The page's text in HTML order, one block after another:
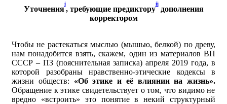
Уточнения
i
, требующие предиктору
ii
дополнения
корректором
Чтобы не растекаться мыслью (мышью, белкой) по древу,
нам понадобится взять, скажем, один из материалов ВП
СССР – ПЗ (пояснительная записка) апреля 2019 года, в
которой разобраны нравственно-этические кодексы в
жизни обществ: «Об этике и её влиянии на жизнь».
Обращение к этике свидетельствует о том, что видимо не
вредно «встроить» это понятие в некий структурный